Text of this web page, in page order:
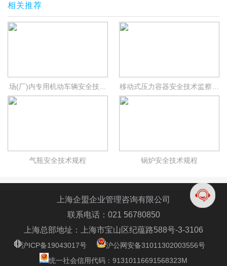
相关推荐
场(厂)内专用机动车辆安全技术
规程
移动式压力容器安全技术监察规
程
气瓶安全技术规程 锅炉安全技术规程
上海企盟企业管理咨询有限公司
联系电话：021 56780850
上海总部地址：上海市宝山区纪蕴路588号-3-3106
沪ICP备19043017号
沪公网安备31011302003556号
统一社会信用代码：91310116691568323M